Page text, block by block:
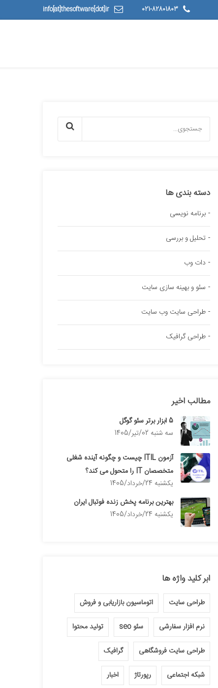
021-82801803
info[at]thesoftware[dot]ir
دسته بندی ها
برنامه نویسی
تحلیل و بررسی
دات وب
سئو و بهینه سازی سایت
طراحی سایت وب سایت
طراحی گرافیک
مطالب اخیر
5 ابزار برتر سئو گوگل
سه شنبه 02/تیر/1405
آزمون ITIL چیست و چگونه آینده شغلی
متخصصان IT را متحول می کند؟
يكشنبه 24/خرداد/1405
بهترین برنامه پخش زنده فوتبال ایران
يكشنبه 24/خرداد/1405
ابر کلید واژه ها
طراحی سایت اتوماسیون بازاریابی و فروش
نرم افزار سفارشی سئو seo تولید محتوا
طراحی سایت فروشگاهی گرافیک
شبکه اجتماعی رپورتاژ اخبار